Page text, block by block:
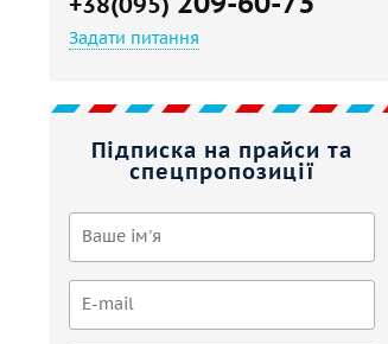
Задати питання
Підписка на прайси та
спецпропозиції